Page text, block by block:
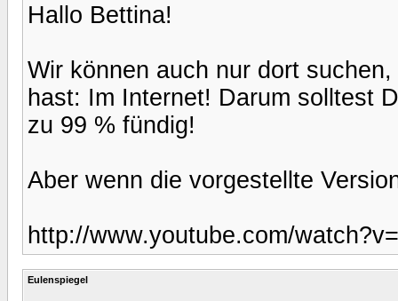
Hallo Bettina!
Wir können auch nur dort
hast: Im Internet! Darum solltest
zu 99 % fündig!
Aber wenn die vorgestellte
http://www.youtube.com/
Eulenspiegel